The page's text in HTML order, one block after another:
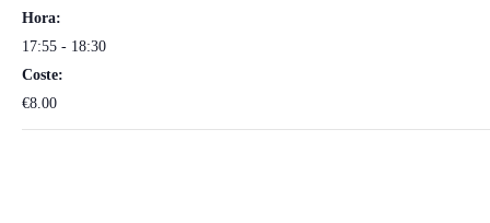
Hora:
17:55 - 18:30
Coste:
€8.00